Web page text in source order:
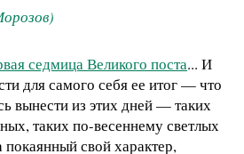
седмица Великого поста... И
для самого себя ее итог — что
вынести из этих дней — таких
таких по-весеннему светлых
покаянный свой характер,